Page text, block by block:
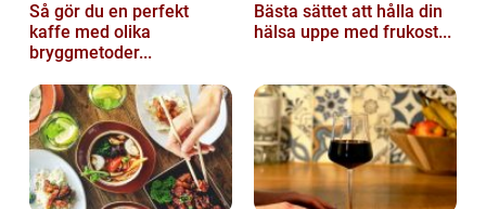
Så gör du en perfekt
kaffe med olika
bryggmetoder...
Bästa sättet att hålla din
hälsa uppe med frukost...